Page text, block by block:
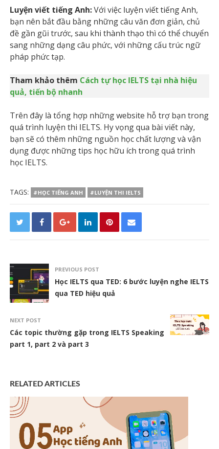
Luyện viết tiếng Anh:Với việc luyện viết tiếng Anh,
bạn nên bắt đầu bằng những câu văn đơn giản, chủ
đề gần gũi trước, sau khi thành thạo thì có thể chuyển
sang những dạng câu phức, với những cấu trúc ngữ
pháp phức tạp.
Tham khảo thêm Cách tự học IELTS tại nhà hiệu
quả, tiến bộ nhanh
Trên đây là tổng hợp những website hỗ trợ bạn trong
quá trình luyện thi IELTS. Hy vọng qua bài viết này,
bạn sẽ có thêm những nguồn học chất lượng và vận
dụng được những tips học hữu ích trong quá trình
học IELTS.
TAGS: #HỌC TIẾNG ANH #LUYỆN THI IELTS
PREVIOUS POST
Học IELTS qua TED: 6 bước luyện nghe IELTS
qua TED hiệu quả
NEXT POST
Các topic thường gặp trong IELTS Speaking
part 1, part 2 và part 3
RELATED ARTICLES